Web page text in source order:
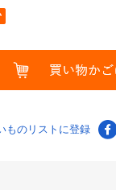
ものリストに登録